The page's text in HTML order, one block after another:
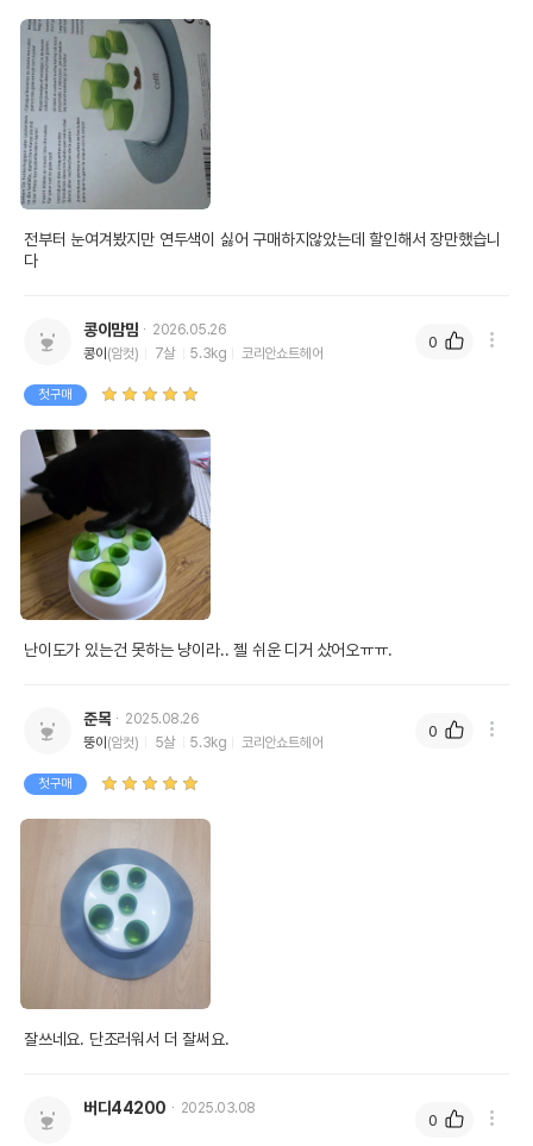
전부터 눈여겨봤지만 연두색이 싫어 구매하지않았는데 할인해서 장만했습니
다
콩이맘맘
2026.05.26
콩이 (암컷) 7살 5.3kg 코리안쇼트헤어
첫구매
난이도가 있는건 못하는 냥이라.. 젤 쉬운 디거 샀어오ㅠㅠ.
0
준목
2025.08.26
뚱이 (암컷) 5살 5.3kg 코리안쇼트헤어
첫구매
잘쓰네요. 단조러워서 더 잘써요.
0
버디44200 2025.03.08
0